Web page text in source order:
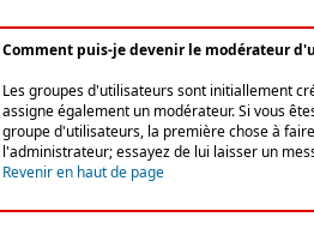
Comment puis-je devenir le modérateur
Les groupes d'utilisateurs sont initiallement
assigne également un modérateur. Si vous
groupe d'utilisateurs, la première chose à
l'administrateur; essayez de lui laisser un
Revenir en haut de page